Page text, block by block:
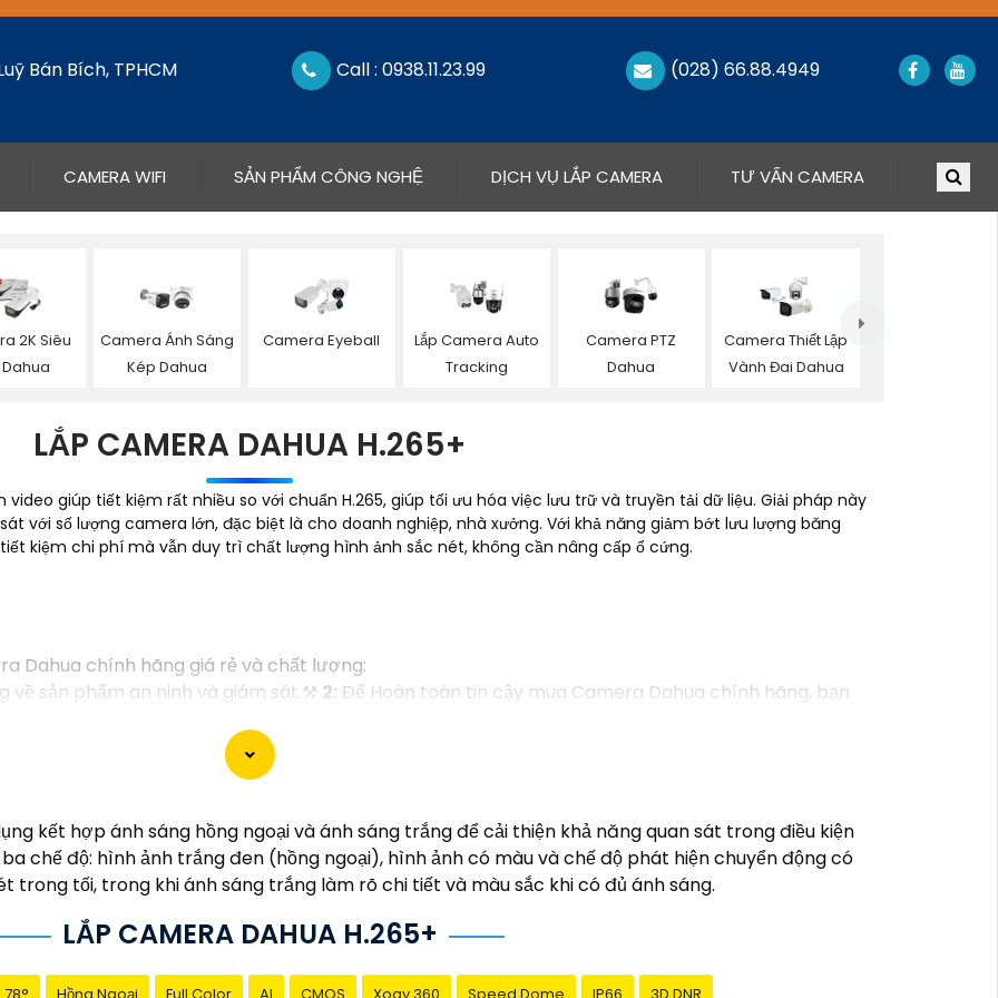
Bán Bích, TPHCM Call : 0938.11.23.99 (028) 66.88.4949
CAMERA WIFI SẢN PHẨM CÔNG NGHỆ DỊCH VỤ LẮP CAMERA TƯ VẤN CAMERA
2K Siêu
Camera Ánh Sáng
Kép Dahua
Camera Eyeball
Lắp Camera Auto
Tracking
Camera PTZ
Dahua
Camera Thiết Lập
Vành Đai Dahua
LẮP CAMERA DAHUA H.265+
giúp tiết kiệm rất nhiều so với chuẩn H.265, giúp tối ưu hóa việc lưu trữ và truyền tải dữ liệu. Giải pháp này
với số lượng camera lớn, đặc biệt là cho doanh nghiệp, nhà xưởng. Với khả năng giảm bớt lưu lượng băng
kiệm chi phí mà vẫn duy trì chất lượng hình ảnh sắc nét, không cần nâng cấp ổ cứng.
Dahua chính hãng giá rẻ và chất lượng:
về sản phẩm an ninh và giám sát.⚒ 2: Để Hoàn toàn tin cậy mua Camera Dahua chính hãng, bạn
Chất lượng của Camera Dahua được đánh giá cao với độ phân giải cao, tính năng
tìm camera Dahua giá rẻ, bạn có thể tham khảo trên các website thương mại điện tử hoặc tại các
chọn lựa được Camera Dahua chính hãng, giá rẻ và chất lượng. Nếu bạn có thêm câu hỏi hoặc cần
cho công trình biết.
kết hợp ánh sáng hồng ngoại và ánh sáng trắng để cải thiện khả năng quan sát trong điều kiện
chế độ: hình ảnh trắng đen (hồng ngoại), hình ảnh có màu và chế độ phát hiện chuyển động có
trong tối, trong khi ánh sáng trắng làm rõ chi tiết và màu sắc khi có đủ ánh sáng.
LẮP CAMERA DAHUA H.265+